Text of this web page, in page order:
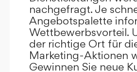
nachgefragt. Je
Angebotspalette
Wettbewerbsvorteil.
der richtige Ort für
Marketing-Aktionen
Gewinnen Sie neue